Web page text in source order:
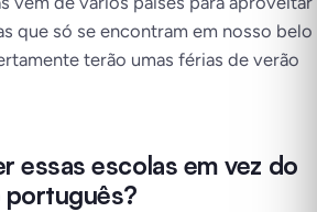
que só se encontram em nosso belo
terão umas férias de verão
essas escolas em vez do